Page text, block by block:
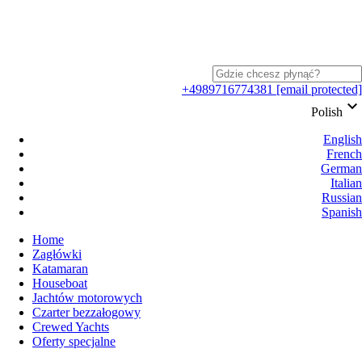
+4989716774381 [email protected]
Polish keyboard_arrow_down
English
French
German
Italian
Russian
Spanish
Home
Zagłówki
Katamaran
Houseboat
Jachtów motorowych
Czarter bezzałogowy
Crewed Yachts
Oferty specjalne